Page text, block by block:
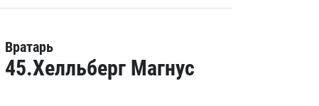
Вратарь
45.Хелльберг Магнус